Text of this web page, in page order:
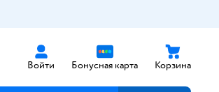
Войти Бонусная карта Корзина